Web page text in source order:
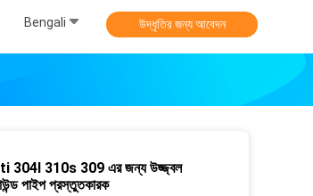
Bengali উদ্ধৃতির জন্য আবেদন
304l 310s 309 এর জন্য উজ্জ্বল
পাইপ প্রস্তুতকারক